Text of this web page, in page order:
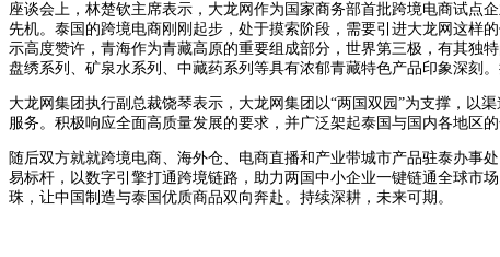
座谈会上，林楚钦主席表示，大龙网作为国家商务部首批跨境电商试点
先机。泰国的跨境电商刚刚起步，处于摸索阶段，需要引进大龙网这样
示高度赞许，青海作为青藏高原的重要组成部分，世界第三极，有其独
盘绣系列、矿泉水系列、中藏药系列等具有浓郁青藏特色产品印象深刻
大龙网集团执行副总裁饶琴表示，大龙网集团以“两国双园”为支撑，以
服务。积极响应全面高质量发展的要求，并广泛架起泰国与国内各地区
随后双方就就跨境电商、海外仓、电商直播和产业带城市产品驻泰办事
易标杆，以数字引擎打通跨境链路，助力两国中小企业一键链通全球市
珠，让中国制造与泰国优质商品双向奔赴。持续深耕，未来可期。